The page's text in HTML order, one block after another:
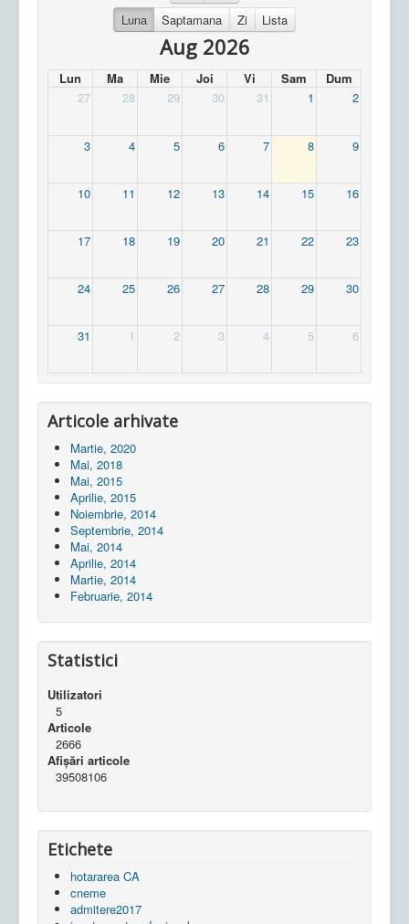
Luna Saptamana Zi Lista
Aug 2026
Lun Ma Mie Joi Vi Sam
Dum
27
28 29 30 31 1 2
3 4 5 6 7 8 9
10 11 12 13 14 15 16
17 18 19 20 21 22 23
24 25 26 27 28 29 30
31 1 2 3 4 5 6
Articole arhivate
Martie, 2020
Mai, 2018
Mai, 2015
Aprilie, 2015
Noiembrie, 2014
Septembrie, 2014
Mai, 2014
Aprilie, 2014
Martie, 2014
Februarie, 2014
Statistici
Utilizatori
5
Articole
2666
Afișări articole
39508106
Etichete
hotararea CA
cneme
admitere2017